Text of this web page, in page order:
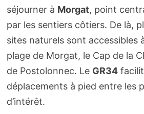
séjourner à Morgat, point
par les sentiers côtiers. De là,
sites naturels sont accessibles
plage de Morgat, le Cap de la
de Postolonnec. Le GR34
déplacements à pied entre les
d’intérêt.